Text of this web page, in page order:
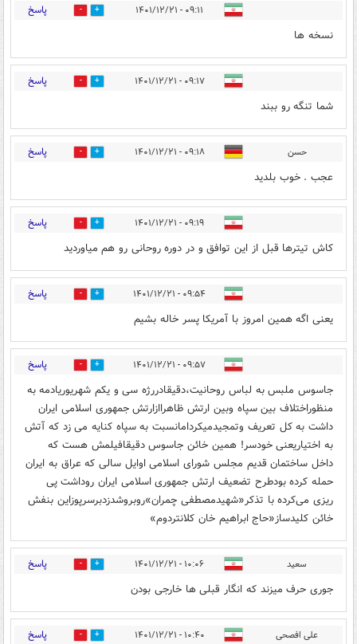
۰۹:۱۱ - ۱۴۰۱/۱۲/۲۱ 0 پاسخ
نسخه ها
۰۹:۱۷ - ۱۴۰۱/۱۲/۲۱ 1 پاسخ
شما تنگه رو ببند
حسن ۰۹:۱۸ - ۱۴۰۱/۱۲/۲۱ 0 پاسخ
عجب . خوب بلدید
۰۹:۱۹ - ۱۴۰۱/۱۲/۲۱ 1 پاسخ
کاش تیترها قبل از این توافق و در دوره روحانی رو هم میاوردید
۰۹:۵۴ - ۱۴۰۱/۱۲/۲۱ 0 پاسخ
یعنی اگه همین امروز با آمریکا پسر خاله بشیم
۰۹:۵۷ - ۱۴۰۱/۱۲/۲۱ 2 پاسخ
جاسوس ملبس به لباس روحانیت،دقیقادررژه سی و یکم شهریوریادمه به
منظوراختلاف بین سپاه وبین ارتش ظاهراازارتش جمهوری اسلامی ایران
داشت به کل تعریف وتمجیدمیکردامانسبت به سپاه کنایه می زد که آتش
به اختیاریعنی خودسر! همین خائن جاسوس دقیقافیلمش هست که
داخل ساختمان قدیم مجلس شورای اسلامی اوایل سالی که عراق به ایران
حمله کرده بودطرح تضعیف ارتش جمهوری اسلامی ایران روداشت پی
ریزی می‌کرده با تذکر«شهیدمصطفی چمران»روبروشدزدبرسرپوزاین بنفش
خائن کلیدساز«حاج ابراهیم خان کلانتردوم»
سعید ۱۰:۰۶ - ۱۴۰۱/۱۲/۲۱ 0 پاسخ
جوری حرف میزند که انگار قبلی ها خارجی بودن
علی افصحی ۱۰:۴۰ - ۱۴۰۱/۱۲/۲۱ 4 پاسخ